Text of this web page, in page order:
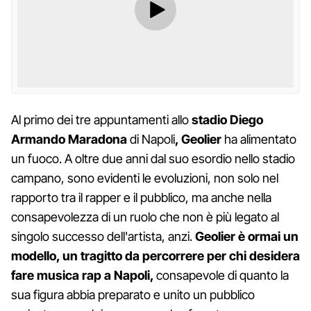
Al primo dei tre appuntamenti allostadio Diego
Armando Maradonadi Napoli, Geolier ha alimentato
un fuoco. A oltre due anni dal suo esordio nello stadio
campano, sono evidenti le evoluzioni, non solo nel
rapporto tra il rapper e il pubblico, ma anche nella
consapevolezza di un ruolo che non è più legato al
singolo successo dell'artista, anzi.Geolier è ormai un
modello, un tragitto da percorrere per chi desidera
fare musica rap a Napoli, consapevole di quanto la
sua figura abbia preparato e unito un pubblico